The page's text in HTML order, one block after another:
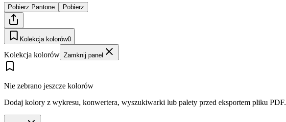
Pobierz Pantone Pobierz
Kolekcja kolorów0
Kolekcja kolorów Zamknij panel
Nie zebrano jeszcze kolorów
Dodaj kolory z wykresu, konwertera, wyszukiwarki lub palety przed eksportem pliku PDF.